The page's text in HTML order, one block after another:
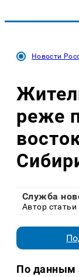
Новости
реже
Служба
Автор статьи
По данным